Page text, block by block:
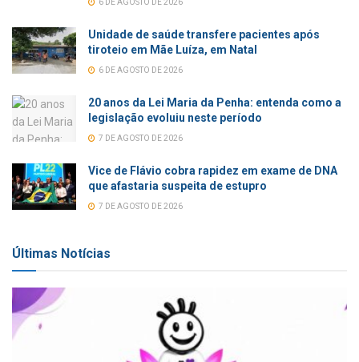
6 DE AGOSTO DE 2026
Unidade de saúde transfere pacientes após
tiroteio em Mãe Luíza, em Natal
6 DE AGOSTO DE 2026
20 anos da Lei Maria da Penha: entenda como a
legislação evoluiu neste período
7 DE AGOSTO DE 2026
Vice de Flávio cobra rapidez em exame de DNA
que afastaria suspeita de estupro
7 DE AGOSTO DE 2026
Últimas Notícias